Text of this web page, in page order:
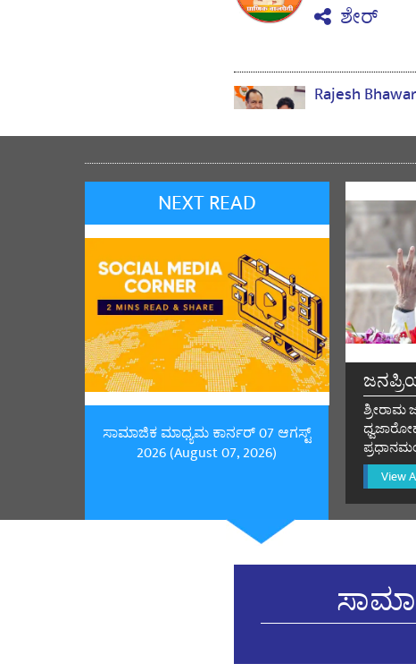
ಶೇರ್
Rajesh Bhawar
Jitendra Kumar
ಶೇರ್
Reena
जय हो
ಶೇರ್
PRATAP
🚩🚩🚩🚩 जय
Ambikesh
NEXT READ
ಸಾಮಾಜಿಕ ಮಾಧ್ಯಮ ಕಾರ್ನರ್ 07 ಆಗಸ್ಟ್
2026 (August 07, 2026)
View